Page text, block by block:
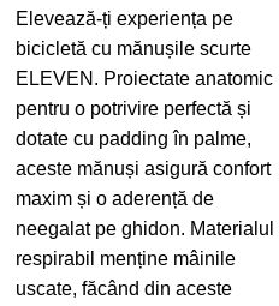
Elevează-ți experiența pe
bicicletă cu mănușile scurte
ELEVEN. Proiectate anatomic
pentru o potrivire perfectă și
dotate cu padding în palme,
aceste mănuși asigură confort
maxim și o aderență de
neegalat pe ghidon. Materialul
respirabil menține mâinile
uscate, făcând din aceste